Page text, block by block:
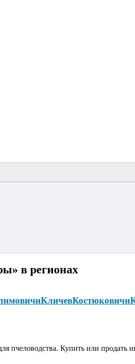
в регионах
КличевКостюковичи
Купить или продать